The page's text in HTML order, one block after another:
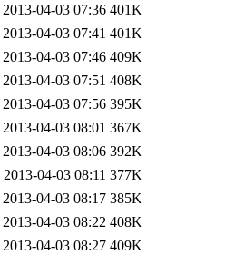
2013-04-03 07:36 401K
2013-04-03 07:41 401K
2013-04-03 07:46 409K
2013-04-03 07:51 408K
2013-04-03 07:56 395K
2013-04-03 08:01 367K
2013-04-03 08:06 392K
2013-04-03 08:11 377K
2013-04-03 08:17 385K
2013-04-03 08:22 408K
2013-04-03 08:27 409K